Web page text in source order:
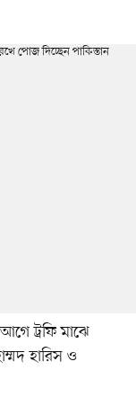
আগে ট্রফি মাঝে
হারিস ও